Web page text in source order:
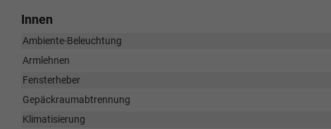
Innen
Ambiente-Beleuchtung
Armlehnen
Fensterheber
Gepäckraumabtrennung
Klimatisierung